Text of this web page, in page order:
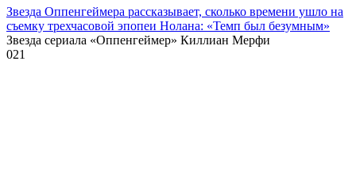
Звезда Оппенгеймера рассказывает, сколько времени ушло на
съемку трехчасовой эпопеи Нолана: «Темп был безумным»
Звезда сериала «Оппенгеймер» Киллиан Мерфи
021